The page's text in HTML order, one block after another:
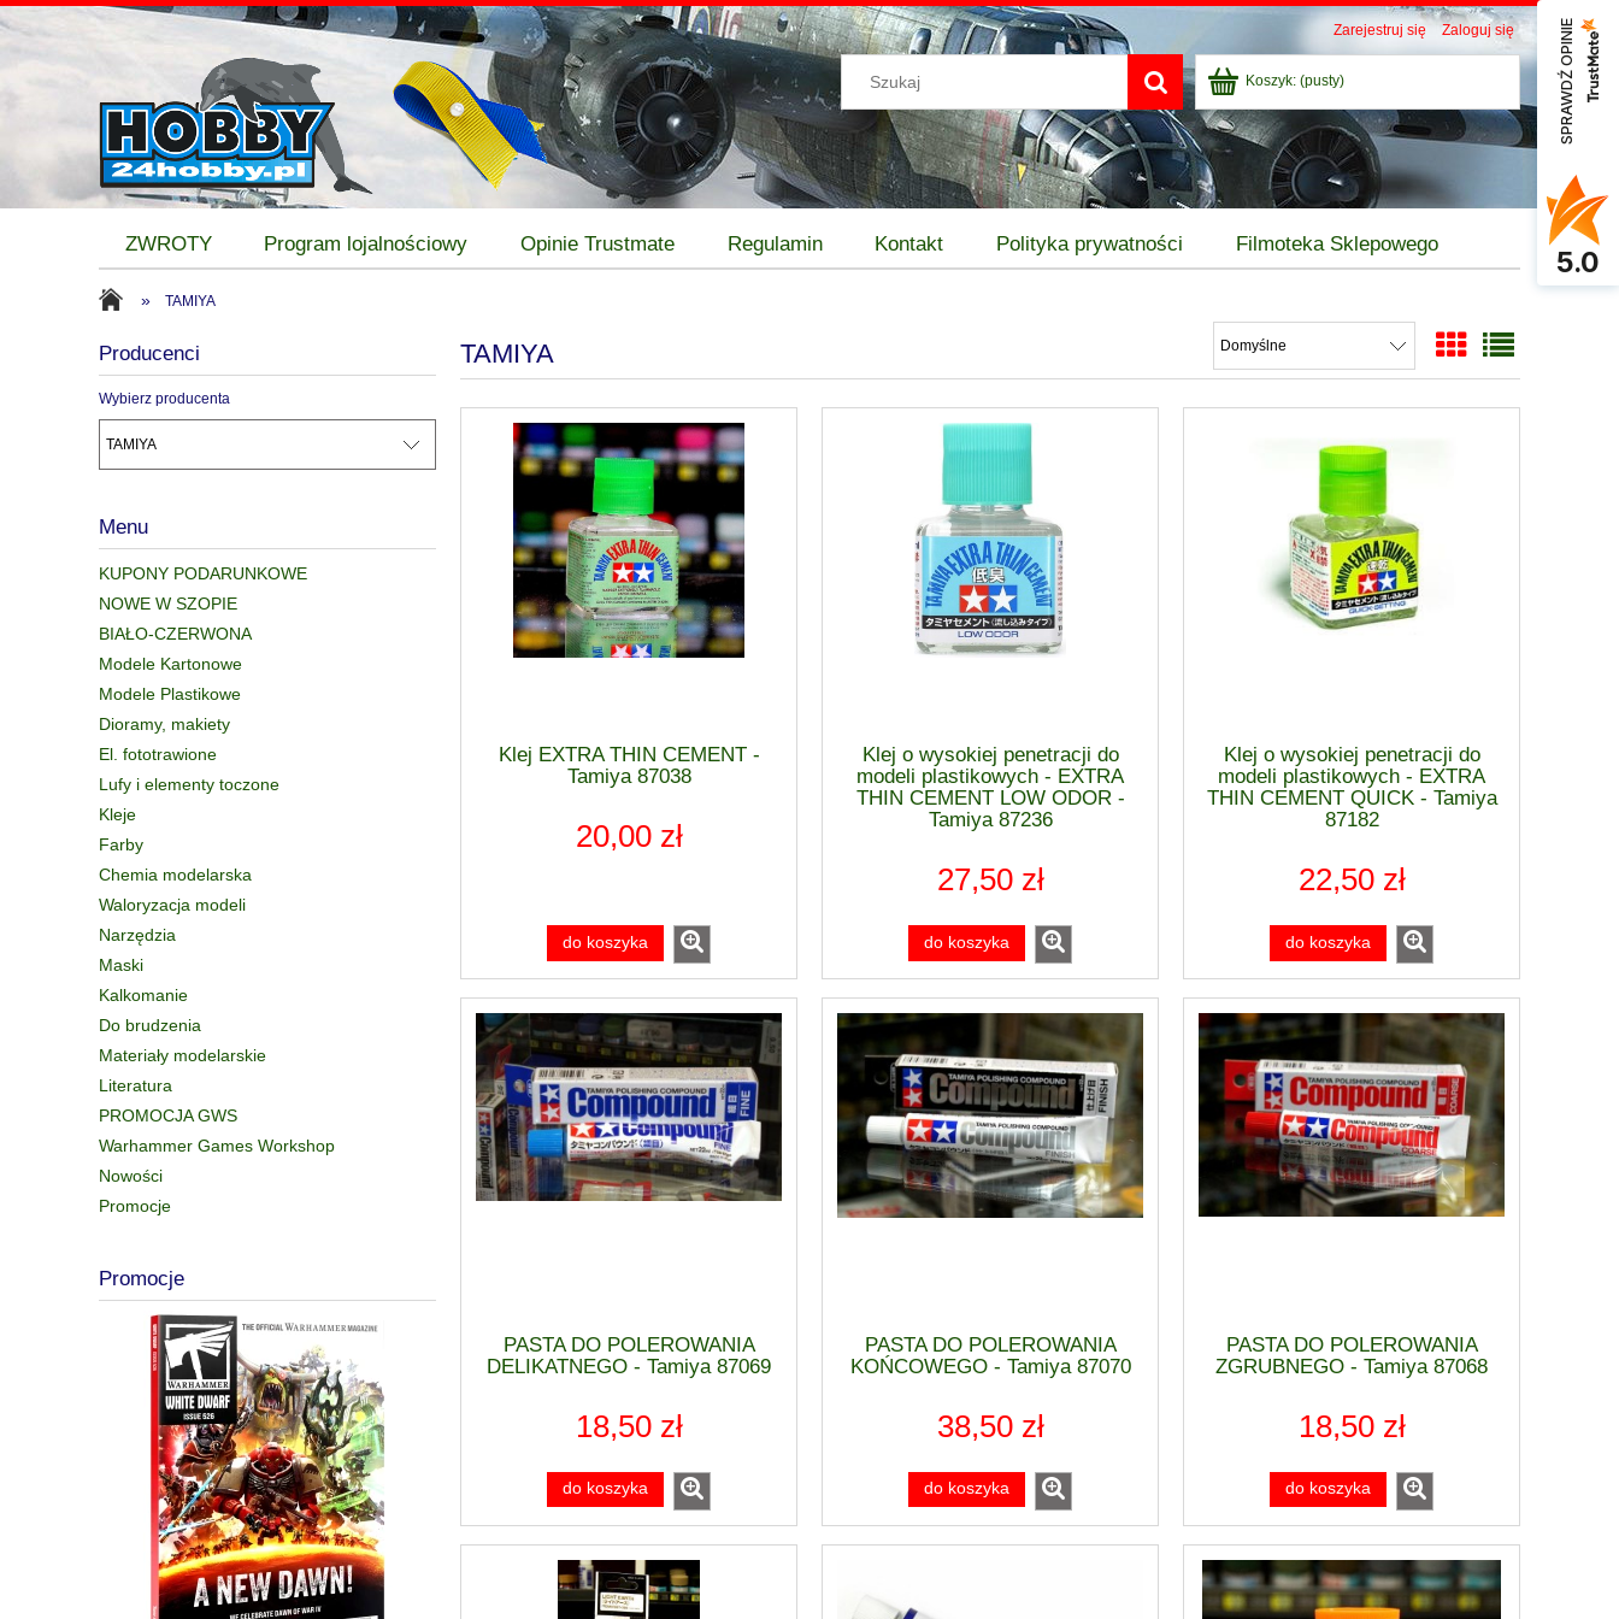
Zarejestruj się Zaloguj się
Koszyk: (pusty)
ZWROTY Program lojalnościowy Opinie Trustmate Regulamin Kontakt Polityka prywatności Filmoteka Sklepowego
» TAMIYA
Producenci
Wybierz producenta
Menu
KUPONY PODARUNKOWE
NOWE W SZOPIE
BIAŁO-CZERWONA
Modele Kartonowe
Modele Plastikowe
Dioramy, makiety
El. fototrawione
Lufy i elementy toczone
Kleje
Farby
Chemia modelarska
Waloryzacja modeli
Narzędzia
Maski
Kalkomanie
Do brudzenia
Materiały modelarskie
Literatura
PROMOCJA GWS
Warhammer Games Workshop
Nowości
Promocje
Promocje
TAMIYA
Klej EXTRA THIN CEMENT -
Tamiya 87038
20,00 zł
do koszyka
Klej o wysokiej penetracji do
modeli plastikowych - EXTRA
THIN CEMENT LOW ODOR -
Tamiya 87236
27,50 zł
do koszyka
Klej o wysokiej penetracji do
modeli plastikowych - EXTRA
THIN CEMENT QUICK - Tamiya
87182
22,50 zł
do koszyka
PASTA DO POLEROWANIA
DELIKATNEGO - Tamiya 87069
18,50 zł
do koszyka
PASTA DO POLEROWANIA
KOŃCOWEGO - Tamiya 87070
38,50 zł
do koszyka
PASTA DO POLEROWANIA
ZGRUBNEGO - Tamiya 87068
18,50 zł
do koszyka
SPRAWDŹ OPINIE
5.0